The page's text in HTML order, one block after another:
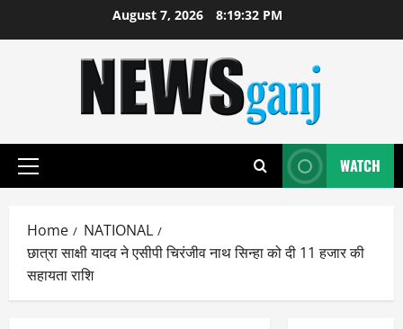
August 7, 2026 8:19:33 PM
Primary
WATCH
Home
NATIONAL
छात्रा साक्षी यादव ने एसीपी चिरंजीव नाथ सिन्हा को दी 11 हजार की
सहायता राशि